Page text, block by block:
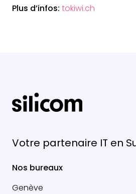
Plus d’infos: tokiwi.ch
Votre partenaire IT en
Nos bureaux
Genève